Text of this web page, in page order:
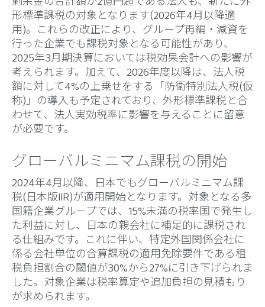
形標準課税の対象となります(2026年4月以降適
用)。これらの改正により、グループ再編・減資を
行った企業でも課税対象となる可能性があり、
2025年3月期決算においては税効果会計への影響が
考えられます。加えて、2026年度以降は、法人税
額に対して4%の上乗せをする「防衛特別法人税(仮
称)」の導入も予定されており、外形標準課税と合
わせて、法人実効税率に影響を与えることに留意
が必要です。
グローバルミニマム課税の開始
2024年4月以降、日本でもグローバルミニマム課
税(日本版IIR)が適用開始となります。対象となる多
国籍企業グループでは、15%未満の税率国で発生し
た利益に対し、日本の親会社に補足的に課税され
る仕組みです。これに伴い、特定外国関係会社に
係る会社単位の合算課税の適用免除要件である租
税負担割合の閾値が30%から27%に引き下げられま
した。対象企業は税率算定や追加負担の見積もり
が求められます。